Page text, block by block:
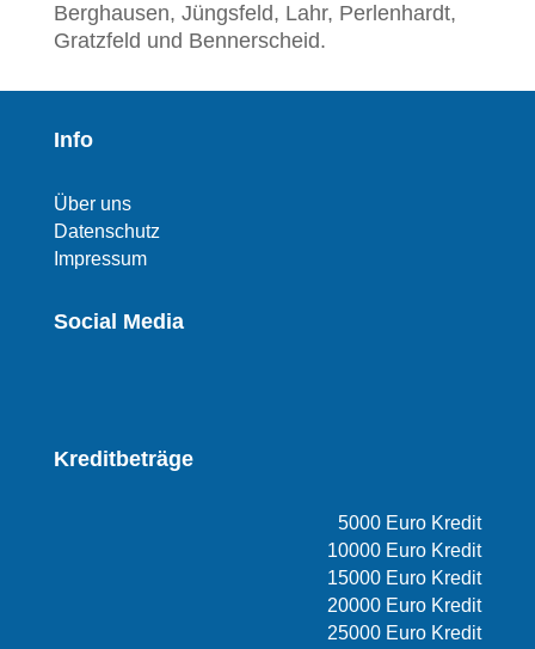
Berghausen, Jüngsfeld, Lahr, Perlenhardt,
Gratzfeld und Bennerscheid.
Info
Über uns
Datenschutz
Impressum
Social Media
Kreditbeträge
5000 Euro Kredit
10000 Euro Kredit
15000 Euro Kredit
20000 Euro Kredit
25000 Euro Kredit